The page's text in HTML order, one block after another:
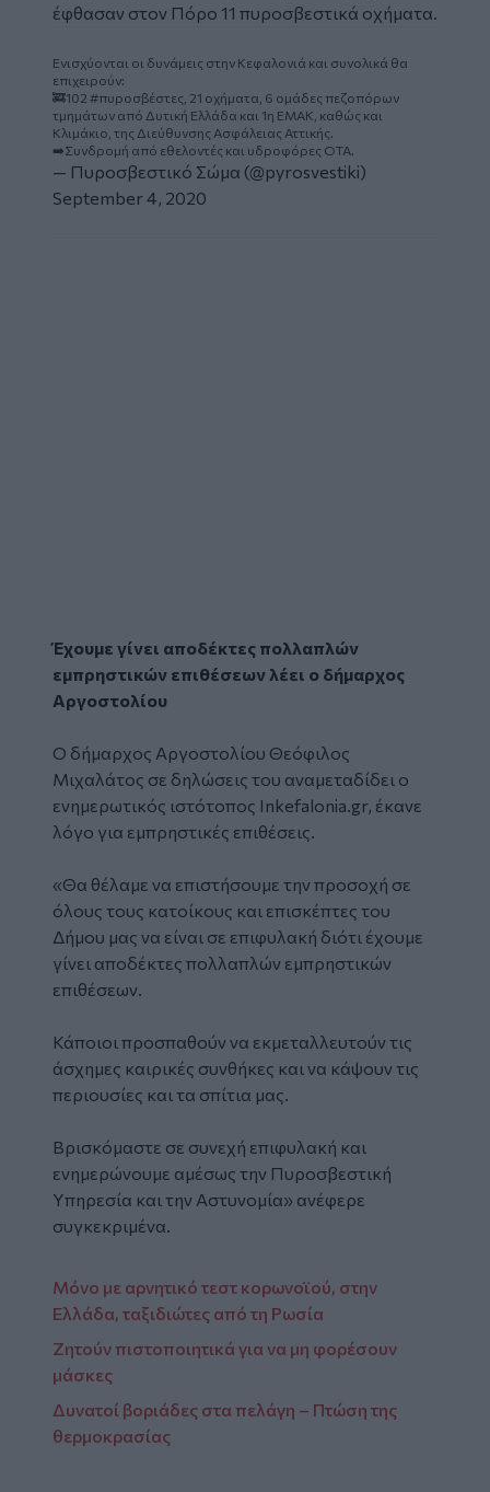
έφθασαν στον Πόρο 11 πυροσβεστικά οχήματα.
Ενισχύονται οι δυνάμεις στην Κεφαλονιά και συνολικά θα
επιχειρούν:
🚒102 #πυροσβέστες , 21 οχήματα, 6 ομάδες πεζοπόρων
τμημάτων από Δυτική Ελλάδα και 1η ΕΜΑΚ, καθώς και
Κλιμάκιο, της Διεύθυνσης Ασφάλειας Αττικής.
➡️Συνδρομή από εθελοντές και υδροφόρες ΟΤΑ.
— Πυροσβεστικό Σώμα (@pyrosvestiki)
September 4, 2020
Έχουμε γίνει αποδέκτες πολλαπλών
εμπρηστικών επιθέσεων λέει ο δήμαρχος
Αργοστολίου
Ο δήμαρχος Αργοστολίου Θεόφιλος
Μιχαλάτος σε δηλώσεις του αναμεταδίδει ο
ενημερωτικός ιστότοπος Inkefalonia.gr, έκανε
λόγο για εμπρηστικές επιθέσεις.
«Θα θέλαμε να επιστήσουμε την προσοχή σε
όλους τους κατοίκους και επισκέπτες του
Δήμου μας να είναι σε επιφυλακή διότι έχουμε
γίνει αποδέκτες πολλαπλών εμπρηστικών
επιθέσεων.
Κάποιοι προσπαθούν να εκμεταλλευτούν τις
άσχημες καιρικές συνθήκες και να κάψουν τις
περιουσίες και τα σπίτια μας.
Βρισκόμαστε σε συνεχή επιφυλακή και
ενημερώνουμε αμέσως την Πυροσβεστική
Υπηρεσία και την Αστυνομία» ανέφερε
συγκεκριμένα.
Μόνο με αρνητικό τεστ κορωνοϊού, στην
Ελλάδα, ταξιδιώτες από τη Ρωσία
Ζητούν πιστοποιητικά για να μη φορέσουν
μάσκες
Δυνατοί βοριάδες στα πελάγη – Πτώση της
θερμοκρασίας